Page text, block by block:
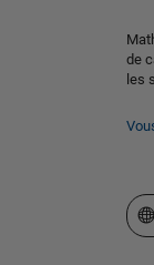
de
les